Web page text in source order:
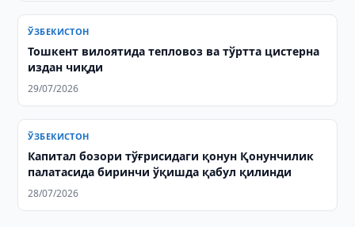
ЎЗБЕКИСТОН
Тошкент вилоятида тепловоз ва тўртта цистерна
издан чиқди
29/07/2026
ЎЗБЕКИСТОН
Капитал бозори тўғрисидаги қонун Қонунчилик
палатасида биринчи ўқишда қабул қилинди
28/07/2026